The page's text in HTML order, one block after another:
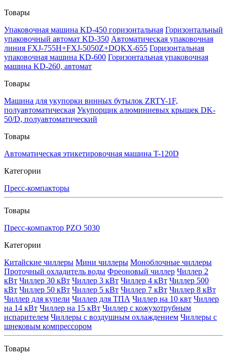
Товары
Упаковочная машина KD-450 горизонтальная Горизонтальный
упаковочный автомат KD-350 Автоматическая упаковочная
линия FXJ-755H+FXJ-5050Z+DQKX-655 Горизонтальная
упаковочная машина KD-600 Горизонтальная упаковочная
машина KD-260, автомат
Товары
Машина для укупорки винных бутылок ZRTY-1F,
полуавтоматическая Укупорщик алюминиевых крышек DK-
50/D, полуавтоматический
Товары
Автоматическая этикетировочная машина T-120D
Категории
Пресс-компакторы
Товары
Пресс-компактор PZO 5030
Категории
Китайские чиллеры Мини чиллеры Моноблочные чиллеры
Проточный охладитель воды Фреоновый чиллер Чиллер 2
кВт Чиллер 30 кВт Чиллер 3 кВт Чиллер 4 кВт Чиллер 500
кВт Чиллер 50 кВт Чиллер 5 кВт Чиллер 7 кВт Чиллер 8 кВт
Чиллер для купели Чиллер для ТПА Чиллер на 10 квт Чиллер
на 14 кВт Чиллер на 15 кВт Чиллер с кожухотрубным
испарителем Чиллеры с воздушным охлаждением Чиллеры с
шнековым компрессором
Товары